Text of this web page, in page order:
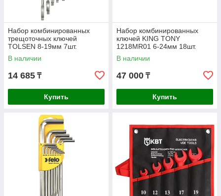
Набор комбинированных
трещоточных ключей
TOLSEN 8-19мм 7шт.
TT15229
В наличии
14 685 ₸
Купить
Набор комбинированных
ключей KING TONY
1218MR01 6-24мм 18шт.
В наличии
47 000 ₸
Купить